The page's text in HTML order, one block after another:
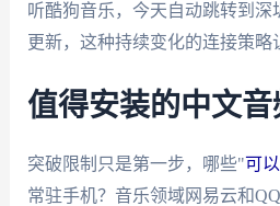
听酷狗音乐，今天自动跳转到深
更新，这种持续变化的连接策略
值得安装的中文音
突破限制只是第一步，哪些"可
常驻手机？音乐领域网易云和